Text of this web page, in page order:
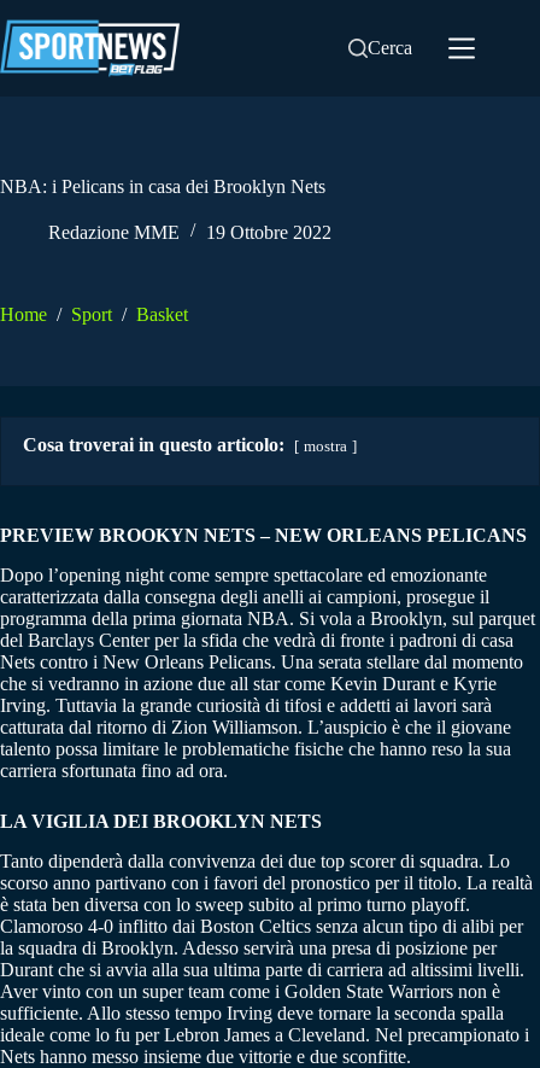
al
contenuto
Cerca
NBA: i Pelicans in casa dei Brooklyn Nets
Redazione MME 19 Ottobre 2022
Home / Sport / Basket
Cosa troverai in questo articolo: mostra
PREVIEW BROOKYN NETS – NEW ORLEANS PELICANS
Dopo l’opening night come sempre spettacolare ed emozionante
caratterizzata dalla consegna degli anelli ai campioni, prosegue il
programma della prima giornata NBA. Si vola a Brooklyn, sul parquet
del Barclays Center per la sfida che vedrà di fronte i padroni di casa
Nets contro i New Orleans Pelicans. Una serata stellare dal momento
che si vedranno in azione due all star come Kevin Durant e Kyrie
Irving. Tuttavia la grande curiosità di tifosi e addetti ai lavori sarà
catturata dal ritorno di Zion Williamson. L’auspicio è che il giovane
talento possa limitare le problematiche fisiche che hanno reso la sua
carriera sfortunata fino ad ora.
LA VIGILIA DEI BROOKLYN NETS
Tanto dipenderà dalla convivenza dei due top scorer di squadra. Lo
scorso anno partivano con i favori del pronostico per il titolo. La realtà
è stata ben diversa con lo sweep subito al primo turno playoff.
Clamoroso 4-0 inflitto dai Boston Celtics senza alcun tipo di alibi per
la squadra di Brooklyn. Adesso servirà una presa di posizione per
Durant che si avvia alla sua ultima parte di carriera ad altissimi livelli.
Aver vinto con un super team come i Golden State Warriors non è
sufficiente. Allo stesso tempo Irving deve tornare la seconda spalla
ideale come lo fu per Lebron James a Cleveland. Nel precampionato i
Nets hanno messo insieme due vittorie e due sconfitte.